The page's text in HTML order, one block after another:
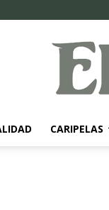
CARIPELAS